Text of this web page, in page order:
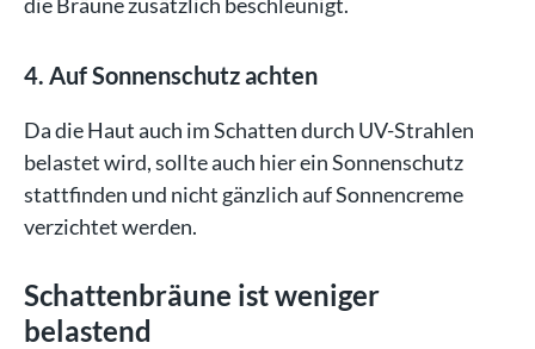
4. Auf Sonnenschutz achten
Da die Haut auch im Schatten durch UV-Strahlen
belastet wird, sollte auch hier ein Sonnenschutz
stattfinden und nicht gänzlich auf Sonnencreme
verzichtet werden.
Schattenbräune ist weniger
belastend